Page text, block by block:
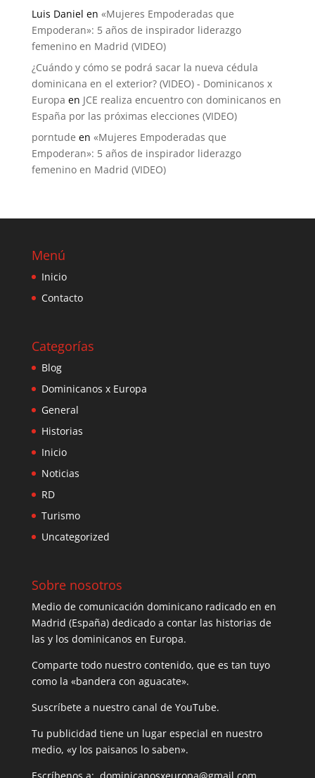
Luis Daniel en «Mujeres Empoderadas que
Empoderan»: 5 años de inspirador liderazgo
femenino en Madrid (VIDEO)
¿Cuándo y cómo se podrá sacar la nueva cédula
dominicana en el exterior? (VIDEO) - Dominicanos x
Europa en JCE realiza encuentro con dominicanos en
España por las próximas elecciones (VIDEO)
porntude en «Mujeres Empoderadas que
Empoderan»: 5 años de inspirador liderazgo
femenino en Madrid (VIDEO)
Menú
Inicio
Contacto
Categorías
Blog
Dominicanos x Europa
General
Historias
Inicio
Noticias
RD
Turismo
Uncategorized
Sobre nosotros
Medio de comunicación dominicano radicado en en
Madrid (España) dedicado a contar las historias de
las y los dominicanos en Europa.
Comparte todo nuestro contenido, que es tan tuyo
como la «bandera con aguacate».
Suscríbete a nuestro canal de YouTube.
Tu publicidad tiene un lugar especial en nuestro
medio, «y los paisanos lo saben».